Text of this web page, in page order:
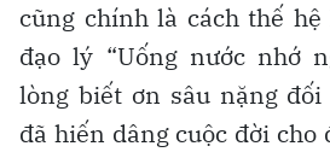
cũng chính là cách thế
đạo lý “Uống nước nhớ
lòng biết ơn sâu nặng
đã hiến dâng cuộc đời cho